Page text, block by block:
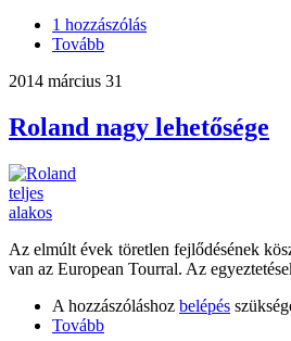
1 hozzászólás
Tovább
2014 március 31
Roland nagy lehetősége
Az elmúlt évek töretlen fejlődésének
van az European Tourral. Az
A hozzászóláshoz belépés
Tovább